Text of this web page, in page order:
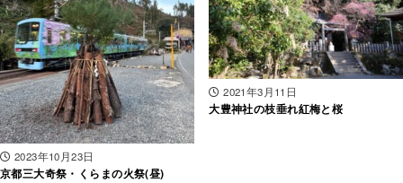
2023年10月23日
京都三大奇祭・くらまの火祭(昼)
2021年3月11日
大豊神社の枝垂れ紅梅と桜